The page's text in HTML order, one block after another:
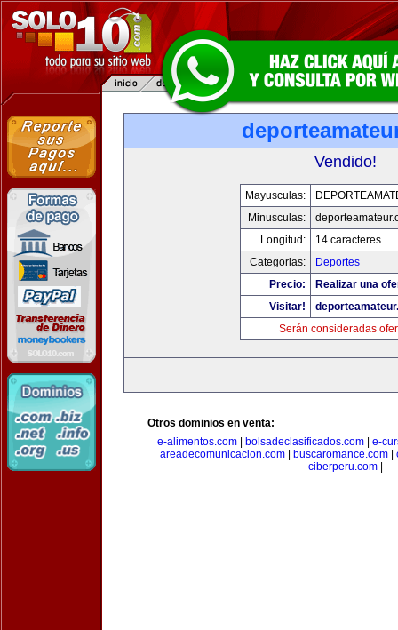
Vendido!
Mayusculas:
Minusculas:
Longitud:
14 caracteres
Categorias:
Deportes
Precio:
Realizar una
Visitar!
Serán consideradas
Otros dominios en venta:
e-alimentos.com| bolsadeclasificados.com| e-
areadecomunicacion.com| buscaromance.com|
ciberperu.com